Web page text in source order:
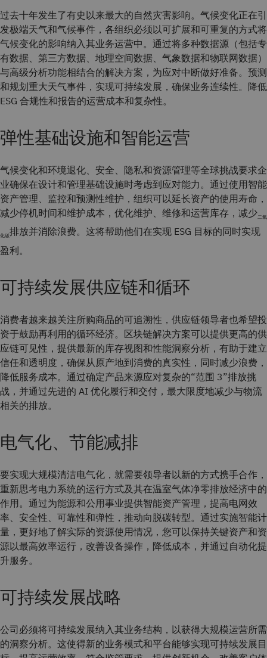
过去十年发生了有史以来最大的自然灾害影响。气候变化正在引
发极端天气和气候事件，各组织必须以可扩展和可重复的方式将
气候变化的影响纳入其业务运营中。通过将多种数据源（包括专
有数据、第三方数据、地理空间数据、气象数据和物联网数据）
与高级分析功能相结合的解决方案，为应对中断做好准备。预测
和规划重大天气事件，实现可持续发展，确保业务连续性。降低
ESG 合规性和报告的运营成本和复杂性。
弹性基础设施和智能运营
气候变化和环境退化、安全、隐私和资源管理等全球挑战要求企
业确保在设计和管理基础设施时考虑到应对能力。通过使用智能
资产管理、监控和预测性维护，组织可以延长资产的使用寿命，
减少停机时间和维护成本，优化维护、维修和运营库存，减少二氧
化碳排放并消除浪费。这将帮助他们在实现 ESG 目标的同时实现
盈利。
可持续发展供应链和循环
消费者越来越关注所购商品的可追溯性，供应链领导者也希望投
资于鼓励再利用的循环经济。区块链解决方案可以提供更高的供
应链可见性，提供最新的库存视图和性能洞察分析，有助于建立
信任和透明度，确保从原产地到消费的真实性，同时减少浪费，
降低服务成本。通过确定产品来源应对复杂的“范围 3”排放挑
战，并通过先进的 AI 优化履行和交付，最大限度地减少与物流
相关的排放。
电气化、节能减排
要实现大规模清洁电气化，就需要领导者以新的方式携手合作，
重新思考电力系统的运行方式及其在温室气体净零排放经济中的
作用。通过为能源和公用事业提供智能资产管理，提高电网效
率、安全性、可靠性和弹性，推动向脱碳转型。通过实施智能计
量，更好地了解实际的资源使用情况，您可以保持关键资产和资
源以最高效率运行，改善设备操作，降低成本，并通过自动化提
升服务。
可持续发展战略
公司必须将可持续发展纳入其业务结构，以获得大规模运营所需
的洞察分析。这使得新的业务模式和平台能够实现可持续发展目